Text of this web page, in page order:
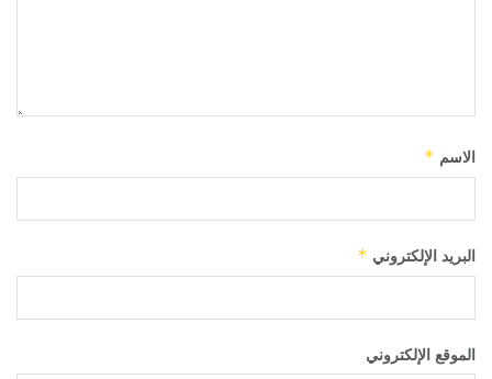
الاسم *
البريد الإلكتروني *
الموقع الإلكتروني